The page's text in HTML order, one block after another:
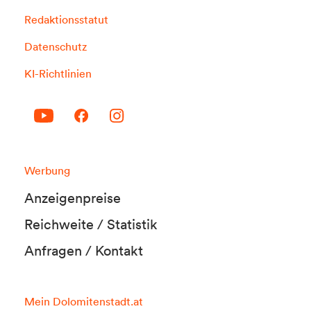
Redaktionsstatut
Datenschutz
KI-Richtlinien
Werbung
Anzeigenpreise
Reichweite / Statistik
Anfragen / Kontakt
Mein Dolomitenstadt.at